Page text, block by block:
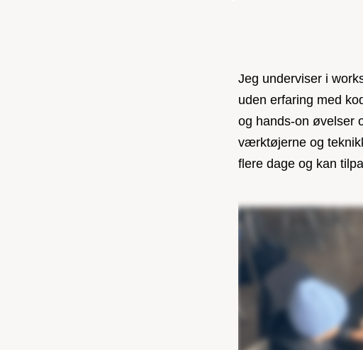
Jeg underviser i
uden erfaring med
og hands-on øvelser
værktøjerne og
flere dage og kan